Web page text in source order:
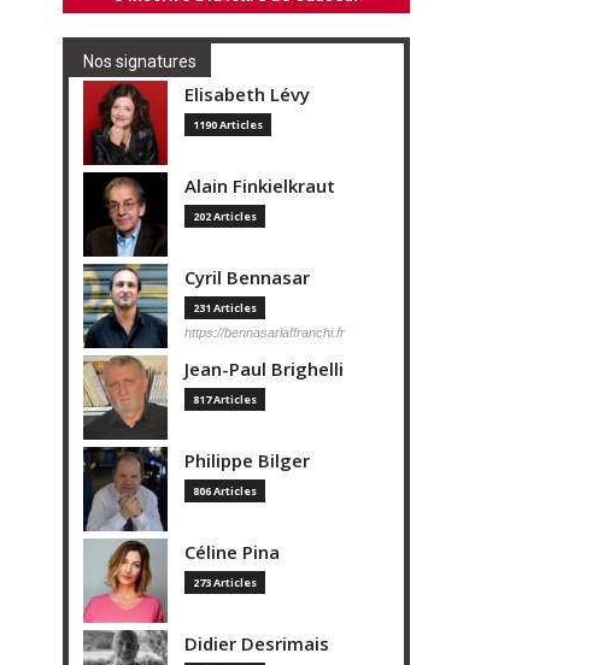
Nos signatures
Elisabeth Lévy
1190 Articles
Alain Finkielkraut
202 Articles
Cyril Bennasar
231 Articles
https://bennasarlaffranchi.fr
Jean-Paul Brighelli
817 Articles
Philippe Bilger
806 Articles
Céline Pina
273 Articles
Didier Desrimais